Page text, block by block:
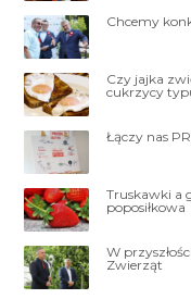
Chcemy
Czy jajka
cukrzycy
Łączy nas
Truskawki a
poposiłkowa
W
Zwierząt